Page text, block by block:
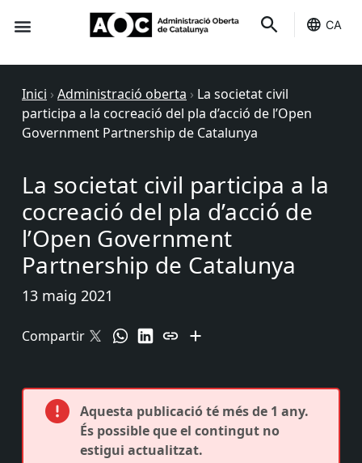
CA
Inici › Administració oberta › La societat civil
participa a la cocreació del pla d’acció de l’Open
Government Partnership de Catalunya
La societat civil participa a la
cocreació del pla d’acció de
l’Open Government
Partnership de Catalunya
13 maig 2021
Compartir
Aquesta publicació té més de 1 any.
És possible que el contingut no
estigui actualitzat.